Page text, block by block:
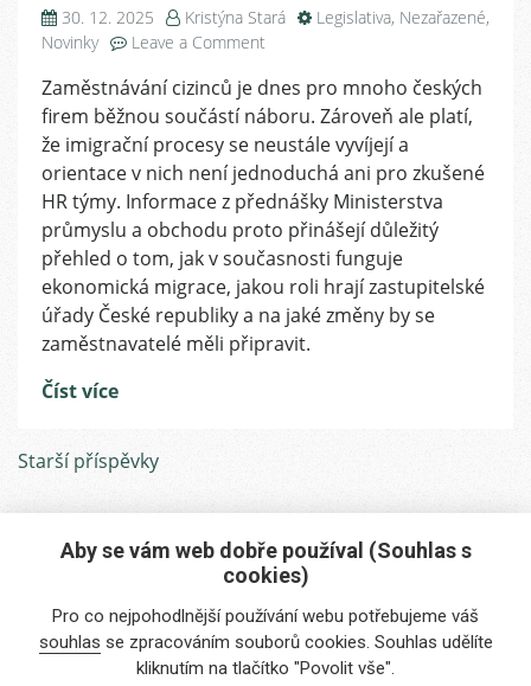
30. 12. 2025 Kristýna Stará Legislativa, Nezařazené,
Novinky
Leave a Comment
se
chystá
od
1.
1.
2026?
Změny
kolem
GK
Drážďany
Zaměstnávání cizinců je dnes pro mnoho českých
firem běžnou součástí náboru. Zároveň ale platí,
že imigrační procesy se neustále vyvíjejí a
orientace v nich není jednoduchá ani pro zkušené
HR týmy. Informace z přednášky Ministerstva
průmyslu a obchodu proto přinášejí důležitý
přehled o tom, jak v současnosti funguje
ekonomická migrace, jakou roli hrají zastupitelské
úřady České republiky a na jaké změny by se
zaměstnavatelé měli připravit.
Číst více
Navigace
pro
příspěvky
Starší příspěvky
Máte zájem o naše služby?
Potřebujete poradit?
info@foreigners.cz
Aby se vám web dobře používal (Souhlas s
cookies)
Pro co nejpohodlnější používání webu potřebujeme váš
souhlas se zpracováním souborů cookies. Souhlas udělíte
kliknutím na tlačítko "Povolit vše".